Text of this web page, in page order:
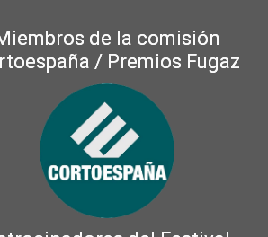
de la comisión
/ Premios Fugaz